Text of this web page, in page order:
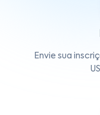
Envie sua